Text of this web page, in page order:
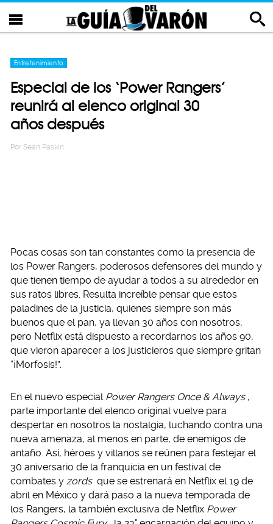
Entretenimiento
Especial de los ‘Power Rangers’
reunirá al elenco original 30
años después
Por Sean Paskin
Pocas cosas son tan constantes como la presencia de
los Power Rangers, poderosos defensores del mundo y
que tienen tiempo de ayudar a todos a su alrededor en
sus ratos libres. Resulta increíble pensar que estos
paladines de la justicia, quienes siempre son más
buenos que el pan, ya llevan 30 años con nosotros,
pero Netflix está dispuesto a recordarnos los años 90,
que vieron aparecer a los justicieros que siempre gritan
“¡Morfosis!”.
En el nuevo especial Power Rangers Once & Always ,
parte importante del elenco original vuelve para
despertar en nosotros la nostalgia, luchando contra una
nueva amenaza, al menos en parte, de enemigos de
antaño. Así, héroes y villanos se reúnen para festejar el
30 aniversario de la franquicia en un festival de
combates y zords que se estrenará en Netflix el 19 de
abril en México y dará paso a la nueva temporada de
los Rangers, la también exclusiva de Netflix Power